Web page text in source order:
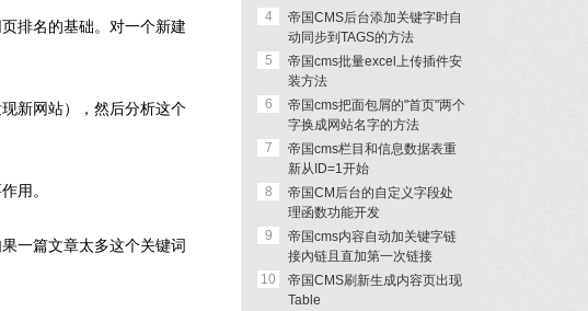
排名的基础。对一个新建
新网站），然后分析这个
用。
一篇文章太多这个关键词
4
帝国CMS后台添加关键字时自
动同步到TAGS的方法
5
帝国cms批量excel上传插件安
装方法
6
帝国cms把面包屑的"首页"两个
字换成网站名字的方法
7
帝国cms栏目和信息数据表重
新从ID=1开始
8
帝国CM后台的自定义字段处
理函数功能开发
9
帝国cms内容自动加关键字链
接內链且直加第一次链接
10
帝国CMS刷新生成内容页出现
Table